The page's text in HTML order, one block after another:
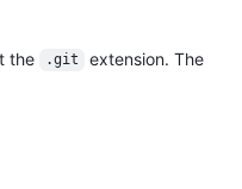
the
.git
extension. The